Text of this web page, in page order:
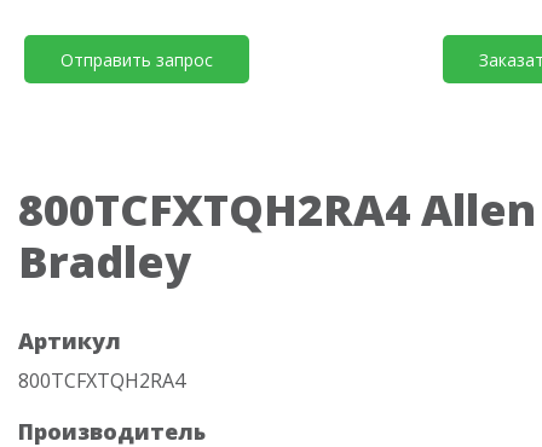
Отправить запрос
800TCFXTQH2RA4 Allen
Bradley
Артикул
800TCFXTQH2RA4
Производитель